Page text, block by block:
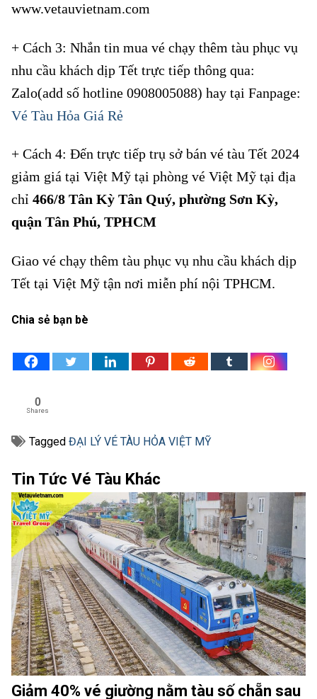
www.vetauvietnam.com
+ Cách 3: Nhắn tin mua vé chạy thêm tàu phục vụ
nhu cầu khách dịp Tết trực tiếp thông qua:
Zalo(add số hotline 0908005088) hay tại Fanpage:
Vé Tàu Hỏa Giá Rẻ
+ Cách 4: Đến trực tiếp trụ sở bán vé tàu Tết 2024
giảm giá tại Việt Mỹ tại phòng vé Việt Mỹ tại địa
chỉ 466/8 Tân Kỳ Tân Quý, phường Sơn Kỳ,
quận Tân Phú, TPHCM
Giao vé chạy thêm tàu phục vụ nhu cầu khách dịp
Tết tại Việt Mỹ tận nơi miễn phí nội TPHCM.
Chia sẻ bạn bè
0
Shares
Tagged ĐẠI LÝ VÉ TÀU HỎA VIỆT MỸ
Tin Tức Vé Tàu Khác
Giảm 40% vé giường nằm tàu số chẵn sau